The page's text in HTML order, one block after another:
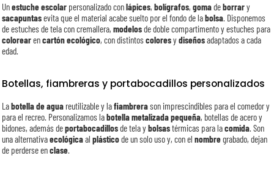
Unestuche escolar personalizado conlápices,bolígrafos,gomadeborrary
sacapuntasevita que el material acabe suelto por el fondo de labolsa. Disponemos
de estuches de tela con cremallera,modelosde doble compartimento y estuches para
colorearencartónecológico, con distintoscoloresydiseñosadaptados a cada
edad.
Botellas, fiambreras y portabocadillos personalizados
Labotella de agua reutilizable y lafiambrerason imprescindibles para el comedor y
para el recreo. Personalizamos labotella metalizada pequeña, botellas de acero y
bidones, además deportabocadillosde tela ybolsastérmicas para lacomida. Son
una alternativaecológicaalplásticode un solo uso y, con elnombregrabado, dejan
de perderse enclase.